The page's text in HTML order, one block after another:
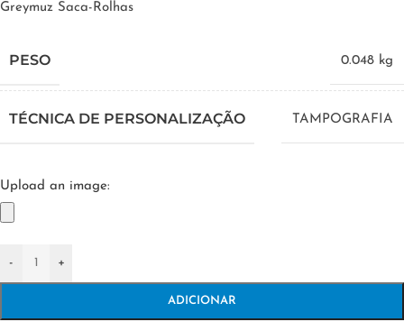
Greymuz Saca-Rolhas
PESO 0.048 kg
TÉCNICA DE PERSONALIZAÇÃO TAMPOGRAFIA
Upload an image:
- +
ADICIONAR